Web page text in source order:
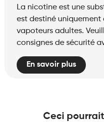
La nicotine est une
est destiné uniquement
vapoteurs adultes.
consignes de sécurité
En savoir plus
Ceci